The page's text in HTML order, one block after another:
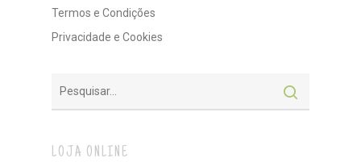
Termos e Condições
Privacidade e Cookies
LOJA ONLINE